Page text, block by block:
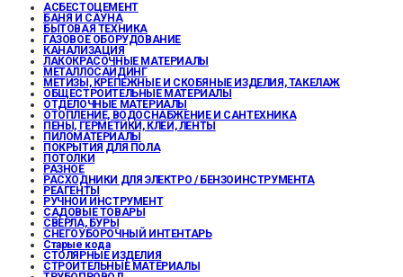
АСБЕСТОЦЕМЕНТ
БАНЯ И САУНА
БЫТОВАЯ ТЕХНИКА
ГАЗОВОЕ ОБОРУДОВАНИЕ
КАНАЛИЗАЦИЯ
ЛАКОКРАСОЧНЫЕ МАТЕРИАЛЫ
МЕТАЛЛОСАЙДИНГ
МЕТИЗЫ, КРЕПЕЖНЫЕ И СКОБЯНЫЕ ИЗДЕЛИЯ, ТАКЕЛАЖ
ОБЩЕСТРОИТЕЛЬНЫЕ МАТЕРИАЛЫ
ОТДЕЛОЧНЫЕ МАТЕРИАЛЫ
ОТОПЛЕНИЕ, ВОДОСНАБЖЕНИЕ И САНТЕХНИКА
ПЕНЫ, ГЕРМЕТИКИ, КЛЕИ, ЛЕНТЫ
ПИЛОМАТЕРИАЛЫ
ПОКРЫТИЯ ДЛЯ ПОЛА
ПОТОЛКИ
РАЗНОЕ
РАСХОДНИКИ ДЛЯ ЭЛЕКТРО / БЕНЗОИНСТРУМЕНТА
РЕАГЕНТЫ
РУЧНОЙ ИНСТРУМЕНТ
САДОВЫЕ ТОВАРЫ
СВЕРЛА, БУРЫ
СНЕГОУБОРОЧНЫЙ ИНТЕНТАРЬ
Старые кода
СТОЛЯРНЫЕ ИЗДЕЛИЯ
СТРОИТЕЛЬНЫЕ МАТЕРИАЛЫ